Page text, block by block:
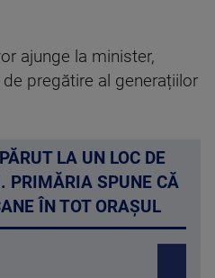
ajunge la minister,
pregătire al generațiilor
LA UN LOC DE
PRIMĂRIA SPUNE CĂ
ÎN TOT ORAȘUL